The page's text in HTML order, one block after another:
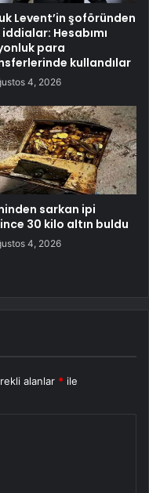
Levent’in şoföründen
Hesabımı
para
kullandılar
4, 2026
sarkan ipi
30 kilo altın buldu
4, 2026
alanlar * ile